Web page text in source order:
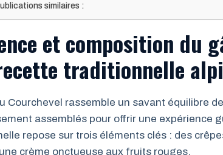
similaires :
et composition du
traditionnelle
Courchevel rassemble un savant équilibre
assemblés pour offrir une expérience
repose sur trois éléments clés : des
crème onctueuse aux fruits rouges.